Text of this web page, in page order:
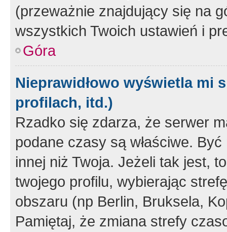
(przeważnie znajdujący się na
wszystkich Twoich ustawień i
Góra
Nieprawidłowo wyświetla mi
profilach, itd.)
Rzadko się zdarza, że serwer
podane czasy są właściwe.
innej niż Twoja. Jeżeli tak jest,
twojego profilu, wybierając
obszaru (np Berlin, Bruksela,
Pamiętaj, że zmiana strefy